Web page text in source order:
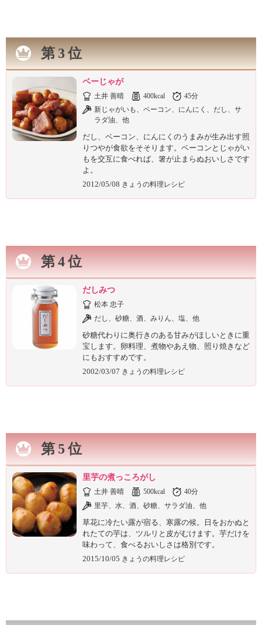
第3位
ベーじゃが
土井 善晴 400kcal
45分
新じゃがいも、ベーコン、にんにく、だし、サ
ラダ油、他
だし、ベーコン、にんにくのうまみが生み出す照
りつやが食欲をそそります。ベーコンとじゃがい
もを交互に食べれば、箸が止まらぬおいしさです
よ。
2012/05/08 きょうの料理レシピ
第4位
だしみつ
松本 忠子
だし、砂糖、酒、みりん、塩、他
砂糖代わりに奥行きのある甘みがほしいときに重
宝します。卵料理、煮物やあえ物、照り焼きなど
にもおすすめです。
2002/03/07 きょうの料理レシピ
第5位
里芋の煮っころがし
土井 善晴 500kcal
40分
里芋、水、酒、砂糖、サラダ油、他
草花に冷たい露が宿る、寒露の候。日をおかぬと
れたての芋は、ツルリと皮がむけます。芋だけを
味わって、食べるおいしさは格別です。
2015/10/05 きょうの料理レシピ